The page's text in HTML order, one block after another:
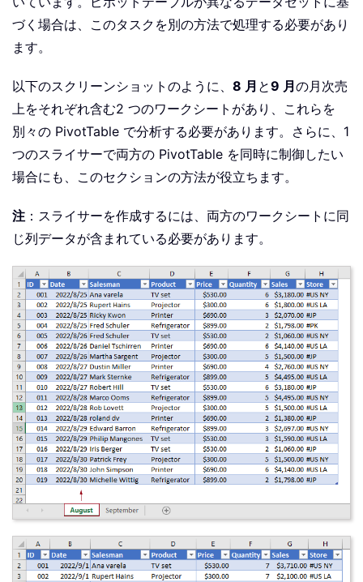
づく場合は、このタスクを別の方法で処理する必要があり
ます。
以下のスクリーンショットのように、 8 月 と9 月 の月次売
上をそれぞれ含む2 つのワークシートがあり、これらを
別々の PivotTable で分析する必要があります。さらに、1
つのスライサーで両方の PivotTable を同時に制御したい
場合にも、このセクションの方法が役立ちます。
注 ：スライサーを作成するには、両方のワークシートに同
じ列データが含まれている必要があります。